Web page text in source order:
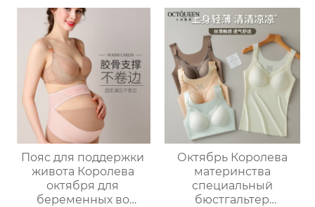
бюстгальтер с
открытой пуговицей
на плечах,
противопровисающий
послеродовой
бюстгальтер для
кормящих мам
Пояс для поддержки
живота Королева
октября для
беременных во
Октябрь Королева
материнства
специальный
бюстгальтер